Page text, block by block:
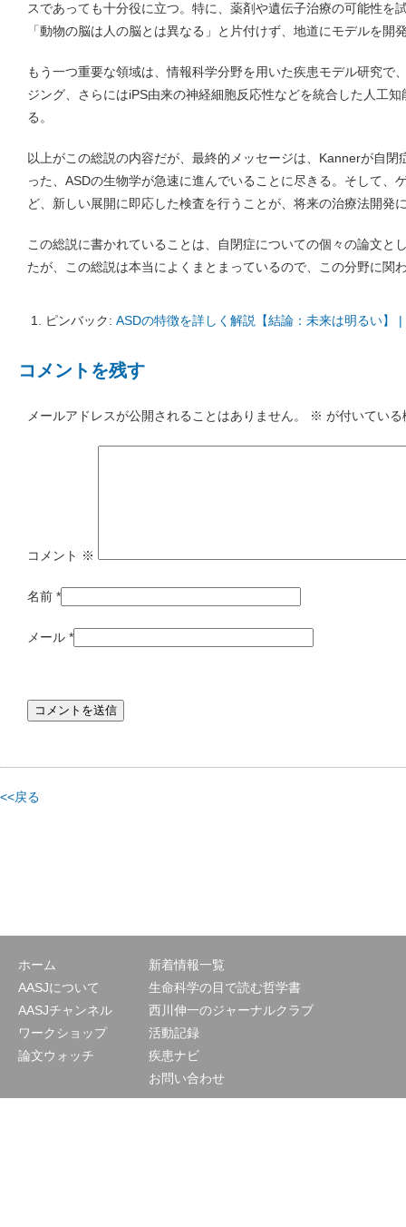
スであっても十分役に立つ。特に、薬剤や遺伝子治療の可能性を
「動物の脳は人の脳とは異なる」と片付けず、地道にモデルを開
もう一つ重要な領域は、情報科学分野を用いた疾患モデル研究で
ジング、さらにはiPS由来の神経細胞反応性などを統合した人工
る。
以上がこの総説の内容だが、最終的メッセージは、Kannerが自閉
った、ASDの生物学が急速に進んでいることに尽きる。そして、
ど、新しい展開に即応した検査を行うことが、将来の治療法開発
この総説に書かれていることは、自閉症についての個々の論文と
たが、この総説は本当によくまとまっているので、この分野に関
ピンバック: ASDの特徴を詳しく解説【結論：未来は明るい】
コメントを残す
メールアドレスが公開されることはありません。 ※ が付いてい
コメント ※
名前 *
メール *
<<戻る
ホーム
AASJについて
AASJチャンネル
ワークショップ
論文ウォッチ
新着情報一覧
生命科学の目で読む哲学書
西川伸一のジャーナルクラブ
活動記録
疾患ナビ
お問い合わせ